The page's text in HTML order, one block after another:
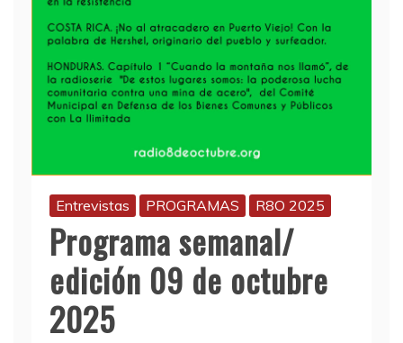
Entrevistas PROGRAMAS R8O 2025
Programa semanal/
edición 09 de octubre
2025